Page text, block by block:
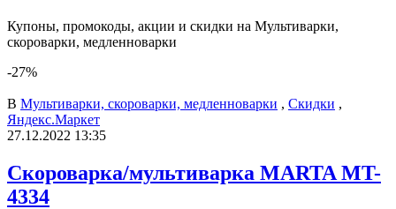
Купоны, промокоды, акции и скидки на Мультиварки,
скороварки, медленноварки
-27%
В Мультиварки, скороварки, медленноварки , Скидки ,
Яндекс.Маркет
27.12.2022 13:35
Скороварка/мультиварка MARTA MT-
4334